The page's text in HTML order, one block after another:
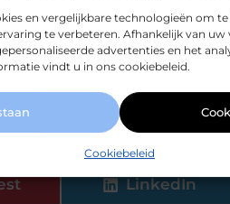
en vergelijkbare technologieën om
te verbeteren. Afhankelijk van
advertenties en het
vindt u in ons cookiebeleid.
Cookiebeleid
de speeltuin mee?
LinkedIn